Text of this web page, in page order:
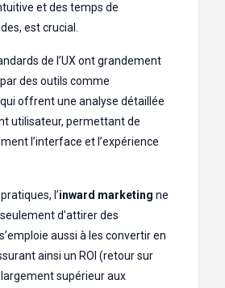
et des temps de
est crucial.
de l’UX ont grandement
des outils comme
qui offrent une analyse détaillée
utilisateur, permettant de
l’interface et l’expérience
l’inward marketing ne
d’attirer des
aussi à les convertir en
ainsi un ROI (retour sur
supérieur aux